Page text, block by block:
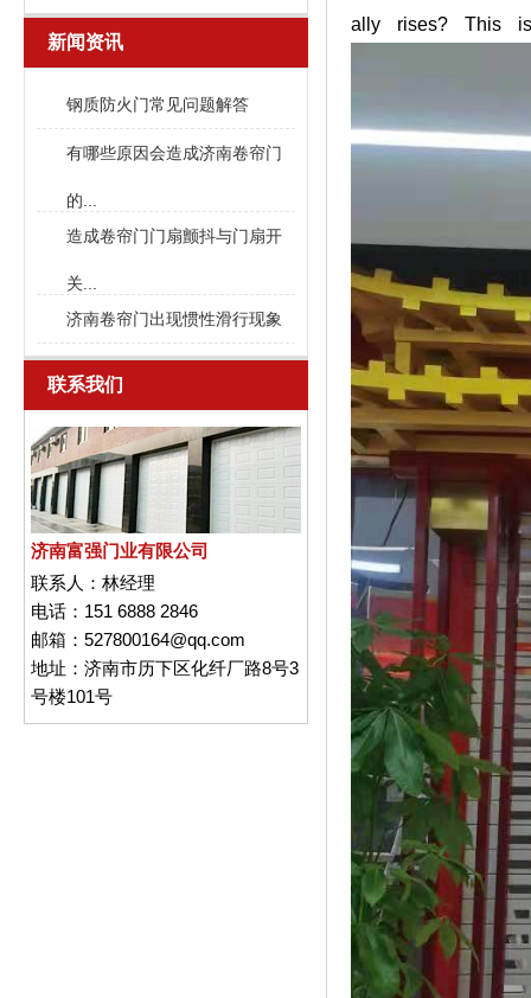
新闻资讯
钢质防火门常见问题解答
有哪些原因会造成济南卷帘门
的...
造成卷帘门门扇颤抖与门扇开
关...
济南卷帘门出现惯性滑行现象
联系我们
济南富强门业有限公司
联系人： 林经理
电话： 151 6888 2846
邮箱： 527800164@qq.com
地址： 济南市历下区化纤厂路8号3
号楼101号
ally rises? This